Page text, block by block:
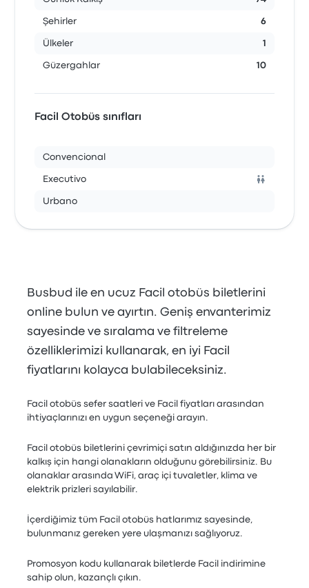
Şehirler 6
Ülkeler 1
Güzergahlar 10
Facil Otobüs sınıfları
Convencional
Executivo
Urbano
Busbud ile en ucuz Facil otobüs biletlerini
online bulun ve ayırtın. Geniş envanterimiz
sayesinde ve sıralama ve filtreleme
özelliklerimizi kullanarak, en iyi Facil
fiyatlarını kolayca bulabileceksiniz.
Facil otobüs sefer saatleri ve Facil fiyatları arasından
ihtiyaçlarınızı en uygun seçeneği arayın.
Facil otobüs biletlerini çevrimiçi satın aldığınızda her bir
kalkış için hangi olanakların olduğunu görebilirsiniz. Bu
olanaklar arasında WiFi, araç içi tuvaletler, klima ve
elektrik prizleri sayılabilir.
İçerdiğimiz tüm Facil otobüs hatlarımız sayesinde,
bulunmanız gereken yere ulaşmanızı sağlıyoruz.
Promosyon kodu kullanarak biletlerde Facil indirimine
sahip olun, kazançlı çıkın.